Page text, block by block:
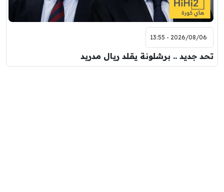
2026/08/06 - 13:55
تحد جديد .. برشلونة يقلد ريال مدريد